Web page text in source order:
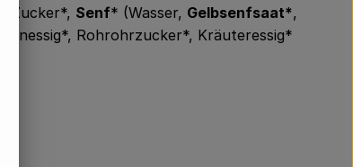
Zucker*, Senf* (Wasser, Gelbsenfsaat*,
Rohrohrzucker*, Kräuteressig*